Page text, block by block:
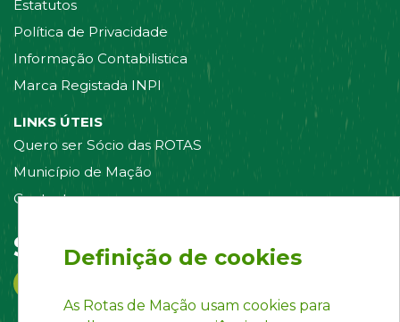
Estatutos
Política de Privacidade
Informação Contabilistica
Marca Registada INPI
LINKS ÚTEIS
Quero ser Sócio das ROTAS
Município de Mação
Contacte-nos
Siga-nos em:
Definição de cookies
As Rotas de Mação usam cookies para